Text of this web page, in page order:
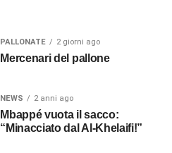
PALLONATE 2 giorni ago
Mercenari del pallone
NEWS 2 anni ago
Mbappé vuota il sacco:
“Minacciato dal Al-Khelaifi!”